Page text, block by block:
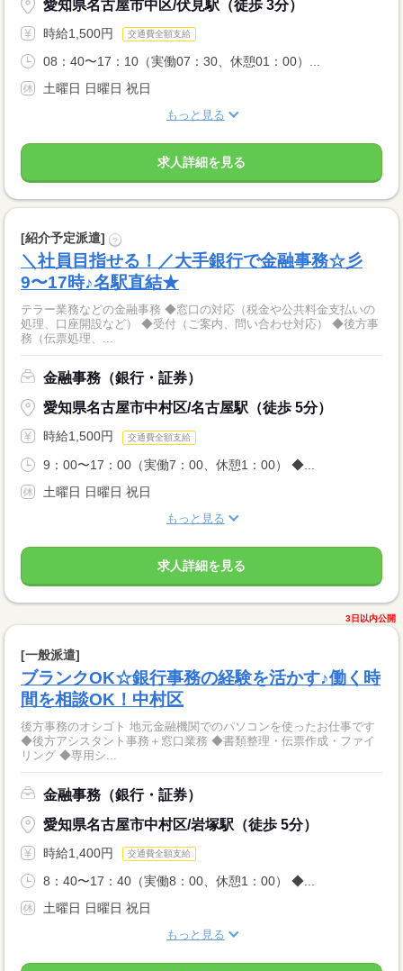
愛知県名古屋市中区/伏見駅（徒歩 3分）
時給1,500円 交通費全額支給
08：40〜17：10（実働07：30、休憩01：00）...
土曜日 日曜日 祝日
もっと見る
求人詳細を見る
[紹介予定派遣] ?
＼社員目指せる！／大手銀行で金融事務☆彡
9〜17時♪名駅直結★
テラー業務などの金融事務 ◆窓口の対応（税金や公共料金支払いの
処理、口座開設など） ◆受付（ご案内、問い合わせ対応） ◆後方事
務（伝票処理、...
金融事務（銀行・証券）
愛知県名古屋市中村区/名古屋駅（徒歩 5分）
時給1,500円 交通費全額支給
9：00〜17：00（実働7：00、休憩1：00） ◆...
土曜日 日曜日 祝日
もっと見る
求人詳細を見る
3日以内公開
[一般派遣]
ブランクOK☆銀行事務の経験を活かす♪働く時
間を相談OK！中村区
後方事務のオシゴト 地元金融機関でのパソコンを使ったお仕事です
◆後方アシスタント事務＋窓口業務 ◆書類整理・伝票作成・ファイ
リング ◆専用シ...
金融事務（銀行・証券）
愛知県名古屋市中村区/岩塚駅（徒歩 5分）
時給1,400円 交通費全額支給
8：40〜17：40（実働8：00、休憩1：00） ◆...
土曜日 日曜日 祝日
もっと見る